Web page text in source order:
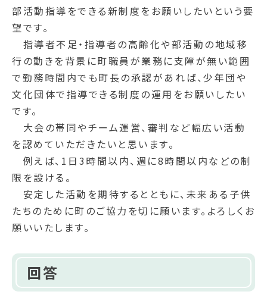
部活動指導をできる新制度をお願いしたいという要
望です。
指導者不足・指導者の高齢化や部活動の地域移
行の動きを背景に町職員が業務に支障が無い範囲
で勤務時間内でも町長の承認があれば、少年団や
文化団体で指導できる制度の運用をお願いしたい
です。
大会の帯同やチーム運営、審判など幅広い活動
を認めていただきたいと思います。
例えば、1日3時間以内、週に8時間以内などの制
限を設ける。
安定した活動を期待するとともに、未来ある子供
たちのために町のご協力を切に願います。よろしくお
願いいたします。
回答